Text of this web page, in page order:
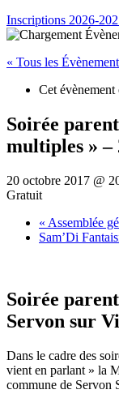
Inscriptions 2026-
« Tous les
Cet évènement
Soirée
multiples » –
20 octobre 2017 @
Gratuit
« Assemblée
Sam’Di
Soirée
Servon sur
Dans le cadre des
vient en parlant » la
commune de Servon